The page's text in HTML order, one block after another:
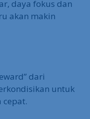
daya fokus dan
akan makin
dari
untuk
cepat.